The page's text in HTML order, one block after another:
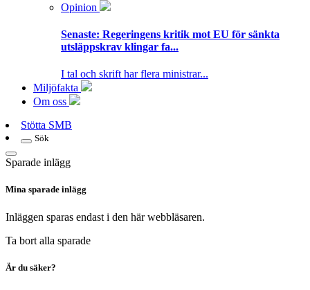
Opinion
Senaste: Regeringens kritik mot EU för sänkta
utsläppskrav klingar fa...
I tal och skrift har flera ministrar...
Miljöfakta
Om oss
Stötta SMB
Sök
Sparade inlägg
Mina sparade inlägg
Inläggen sparas endast i den här webbläsaren.
Ta bort alla sparade
Är du säker?